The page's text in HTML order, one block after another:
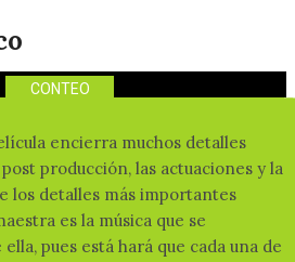
CONTEO
escuchar
encierra muchos detalles
producción, las actuaciones y la
los detalles más importantes
es la música que se
pues está hará que cada una de